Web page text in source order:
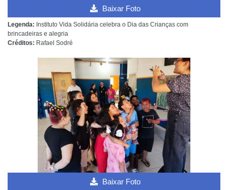
Baixar Foto
Legenda: Instituto Vida Solidária celebra o Dia das Crianças com
brincadeiras e alegria
Créditos: Rafael Sodré
Baixar Foto